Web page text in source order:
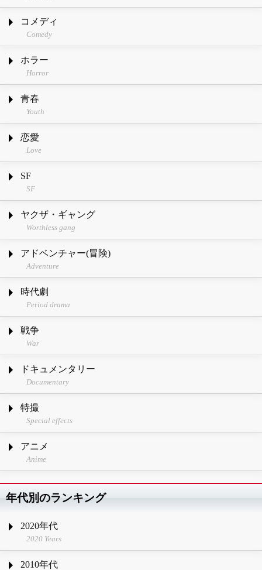
コメディ
Comedy
ホラー
Horror
青春
Youth
恋愛
Love
SF
SF
ヤクザ・ギャング
Worthless gang
アドベンチャー(冒険)
Adventure
時代劇
Period drama
戦争
War
ドキュメンタリー
Documentary
特撮
Special effects
アニメ
Anime
年代別のランキング
2020年代
2020 Years
2010年代